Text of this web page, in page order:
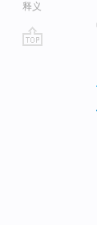
释义